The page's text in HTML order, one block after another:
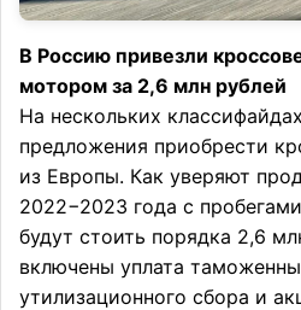
В Россию привезли
мотором за 2,6 млн рублей
На нескольких
предложения приобрести
из Европы. Как уверяют
2022−2023 года с
будут стоить порядка 2,6
включены уплата
утилизационного сбора и